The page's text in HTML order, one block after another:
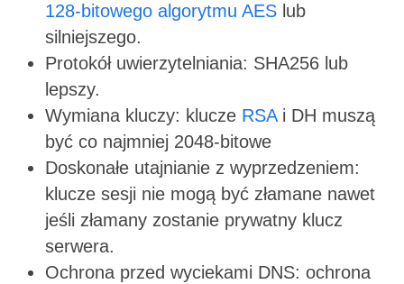
128-bitowego algorytmu AES lub
silniejszego.
Protokół uwierzytelniania: SHA256 lub
lepszy.
Wymiana kluczy: klucze RSAi DH muszą
być co najmniej 2048-bitowe
Doskonałe utajnianie z wyprzedzeniem:
klucze sesji nie mogą być złamane nawet
jeśli złamany zostanie prywatny klucz
serwera.
Ochrona przed wyciekami DNS: ochrona